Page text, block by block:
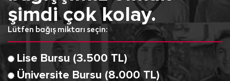
şimdi çok kolay.
Lütfen bağış miktarı seçin:
Lise Bursu (3.500 TL)
Üniversite Bursu (8.000 TL)